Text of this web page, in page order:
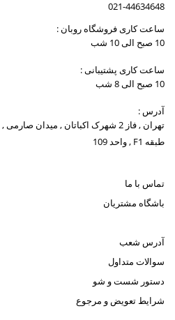
021-44634648
ساعت کاری فروشگاه روبان :
10 صبح الی 10 شب
ساعت کاری پشتیبانی :
10 صبح الی 8 شب
آدرس :
تهران , فاز 2 شهرک اکباتان , میدان
طبقه F1 , واحد 109
تماس با ما
باشگاه مشتریان
آدرس شعب
سوالات متداول
دستور شست و شو
شرایط تعویض و مرجوع